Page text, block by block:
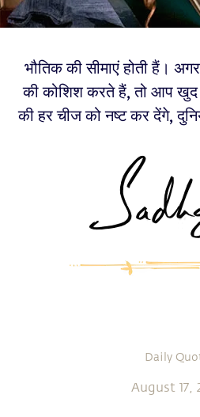
भौतिक की सीमाएं होती हैं।
की कोशिश करते हैं, तो आप
की हर चीज को नष्ट कर देंगे,
Daily
August 17,